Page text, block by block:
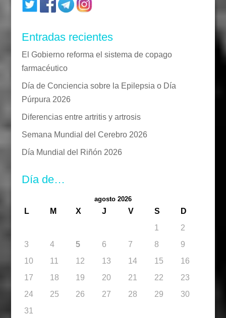
Entradas recientes
El Gobierno reforma el sistema de copago
farmacéutico
Día de Conciencia sobre la Epilepsia o Día
Púrpura 2026
Diferencias entre artritis y artrosis
Semana Mundial del Cerebro 2026
Día Mundial del Riñón 2026
Día de…
agosto 2026
L M X J V S
D
1
2
3
4 5 6 7 8
9
10
11 12 13 14 15
16
17
18 19 20 21 22
23
24
25 26 27 28 29
30
31